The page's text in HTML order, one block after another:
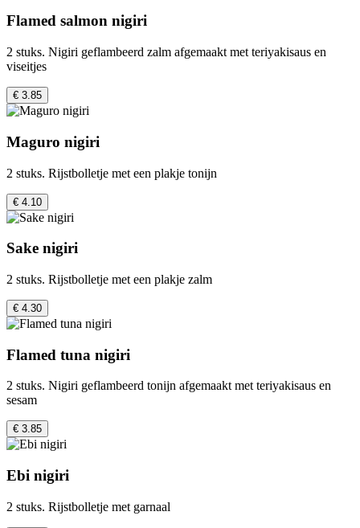
Flamed salmon nigiri
2 stuks. Nigiri geflambeerd zalm afgemaakt met teriyakisaus en
viseitjes
€ 3.85
Maguro nigiri
2 stuks. Rijstbolletje met een plakje tonijn
€ 4.10
Sake nigiri
2 stuks. Rijstbolletje met een plakje zalm
€ 4.30
Flamed tuna nigiri
2 stuks. Nigiri geflambeerd tonijn afgemaakt met teriyakisaus en
sesam
€ 3.85
Ebi nigiri
2 stuks. Rijstbolletje met garnaal